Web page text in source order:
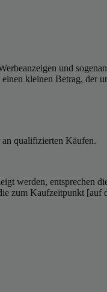
und
kleinen Betrag, der
qualifizierten Käufen.
werden, entsprechen
zum Kaufzeitpunkt [auf